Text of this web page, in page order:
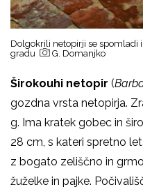
Dolgokrili netopirji se spomladi
gradu
G. Domanjko
Širokouhi netopir (
gozdna vrsta netopirja.
g. Ima kratek gobec in
28 cm, s kateri spretno
z bogato zeliščno in
žuželke in pajke.